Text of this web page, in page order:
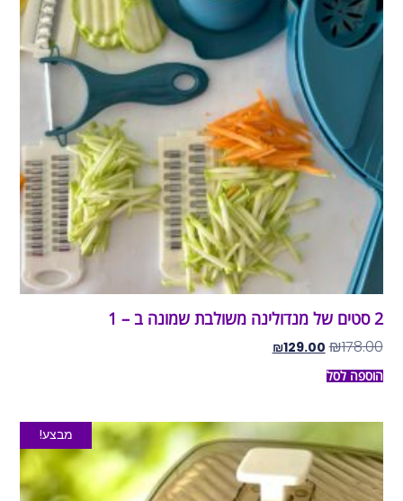
2 סטים של מנדולינה משולבת שמונה ב – 1
₪178.00
₪129.00
הוספה לסל
מבצע!